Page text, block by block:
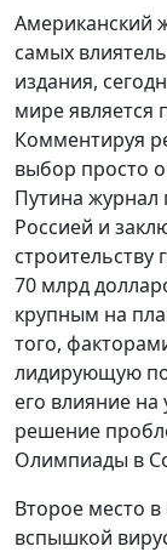
Американский
самых
издания,
мире является
Комментируя
выбор просто
Путина журнал
Россией и
70 млрд
крупным на
того,
лидирующую
его влияние
решение
Олимпиады в
Второе место в
вспышкой